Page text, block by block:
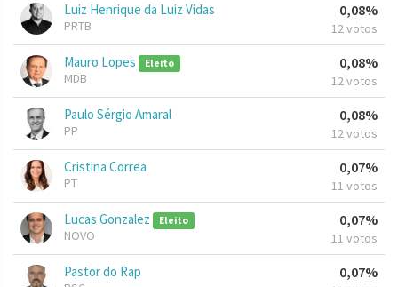
Luiz Henrique da Luiz Vidas
PRTB
0,08%
12 votos
Mauro Lopes Eleito
MDB
0,08%
12 votos
Paulo Sérgio Amaral
PP
0,08%
12 votos
Cristina Correa
PT
0,07%
11 votos
Lucas Gonzalez Eleito
NOVO
0,07%
11 votos
Pastor do Rap 0,07%